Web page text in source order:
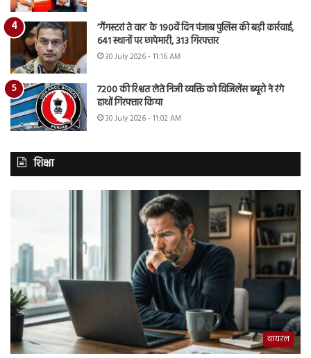
‘गैंगस्टरां ते वार’ के 190वें दिन पंजाब पुलिस की बड़ी कार्रवाई,
641 स्थानों पर छापेमारी, 313 गिरफ्तार
30 July 2026 - 11:16 AM
7200 की रिश्वत लेते निजी व्यक्ति को विजिलेंस ब्यूरो ने रंगे
हाथों गिरफ्तार किया
30 July 2026 - 11:02 AM
शिक्षा
वायरल